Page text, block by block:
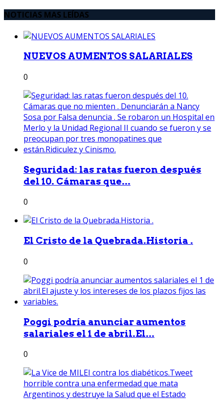
NOTICIAS MAS LEÍDAS
NUEVOS AUMENTOS SALARIALES
0
Seguridad: las ratas fueron después
del 10. Cámaras que...
0
El Cristo de la Quebrada.Historia .
0
Poggi podría anunciar aumentos
salariales el 1 de abril.El...
0